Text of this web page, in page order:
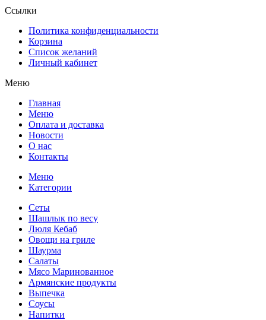
Ссылки
Политика конфиденциальности
Корзина
Список желаний
Личный кабинет
Меню
Главная
Меню
Оплата и доставка
Новости
О нас
Контакты
Меню
Категории
Сеты
Шашлык по весу
Люля Кебаб
Овощи на гриле
Шаурма
Салаты
Мясо Маринованное
Армянские продукты
Выпечка
Соусы
Напитки